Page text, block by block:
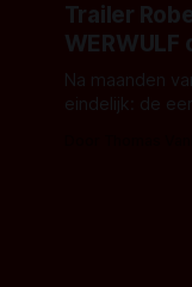
Trailer
WERWULF
Na maanden
eindelijk: de